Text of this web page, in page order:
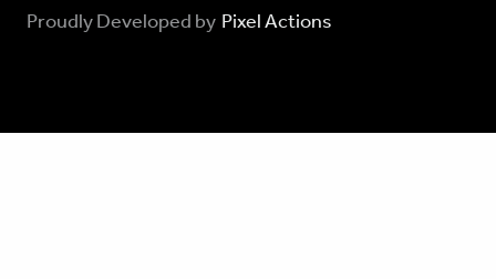
Proudly Developed by Pixel Actions